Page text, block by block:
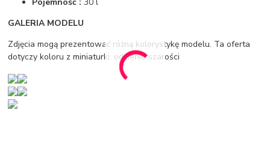
GALERIA MODELU
Zdjęcia mogą prezentować różną kolorystykę modelu. Ta oferta
dotyczy koloru z miniaturki: odcienie szarości